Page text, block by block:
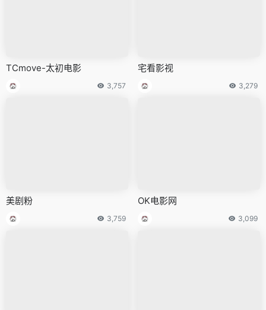
TCmove-太初电影
3,757
宅看影视
3,279
美剧粉
3,759
OK电影网
3,099